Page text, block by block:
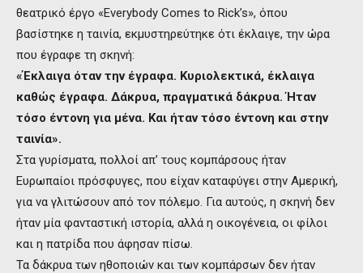
θεατρικό έργο «Everybody Comes to Rick’s», όπου
βασίστηκε η ταινία, εκμυστηρεύτηκε ότι έκλαιγε, την ώρα
που έγραφε τη σκηνή:
«Έκλαιγα όταν την έγραφα. Κυριολεκτικά, έκλαιγα
καθώς έγραφα. Δάκρυα, πραγματικά δάκρυα. Ήταν
τόσο έντονη για μένα. Και ήταν τόσο έντονη και στην
ταινία».
Στα γυρίσματα, πολλοί απ’ τους κομπάρσους ήταν
Ευρωπαίοι πρόσφυγες, που είχαν καταφύγει στην Αμερική,
για να γλιτώσουν από τον πόλεμο. Για αυτούς, η σκηνή δεν
ήταν μία φανταστική ιστορία, αλλά η οικογένεια, οι φίλοι
και η πατρίδα που άφησαν πίσω.
Τα δάκρυα των ηθοποιών και των κομπάρσων δεν ήταν